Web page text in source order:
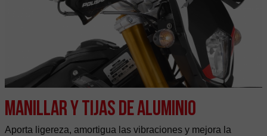
Manillar y tijas de Aluminio
Aporta ligereza, amortigua las vibraciones y mejora la